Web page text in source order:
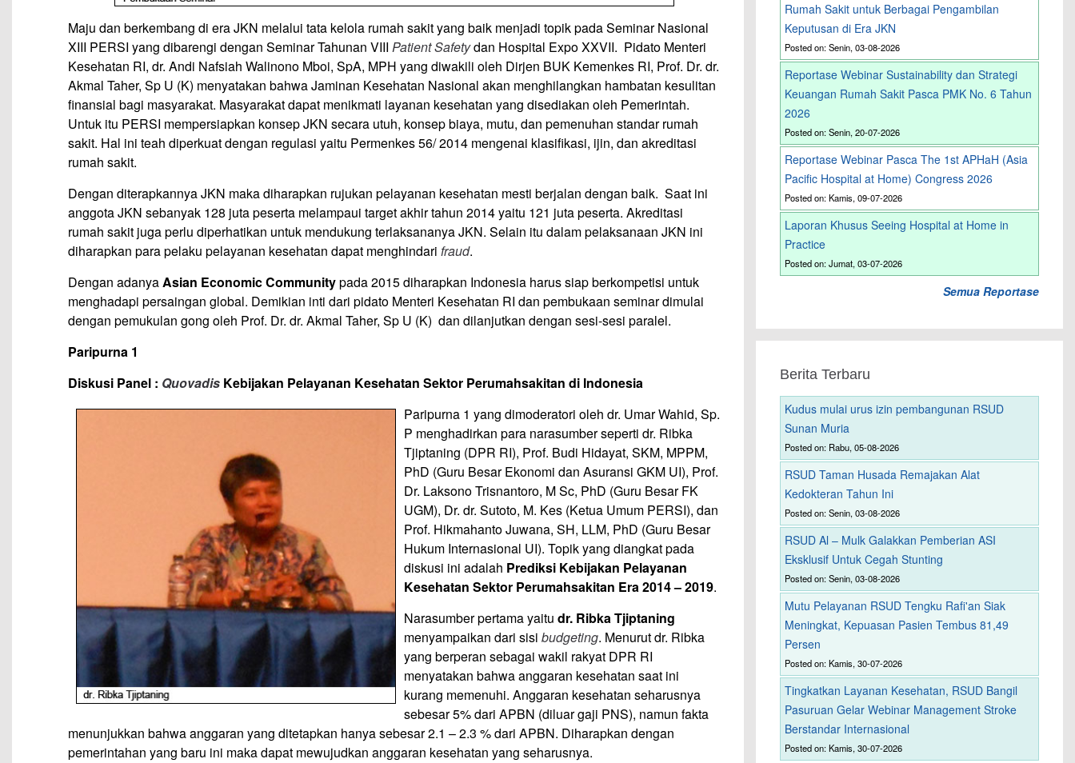
Maju dan berkembang di era JKN melalui tata kelola rumah sakit yang baik menjadi topik pada Seminar Nasional
XIII PERSI yang dibarengi dengan Seminar Tahunan VIII Patient Safetydan Hospital Expo XXVII. Pidato Menteri
Kesehatan RI, dr. Andi Nafsiah Walinono Mboi, SpA, MPH yang diwakili oleh Dirjen BUK Kemenkes RI, Prof. Dr. dr.
Akmal Taher, Sp U (K) menyatakan bahwa Jaminan Kesehatan Nasional akan menghilangkan hambatan kesulitan
finansial bagi masyarakat. Masyarakat dapat menikmati layanan kesehatan yang disediakan oleh Pemerintah.
Untuk itu PERSI mempersiapkan konsep JKN secara utuh, konsep biaya, mutu, dan pemenuhan standar rumah
sakit. Hal ini teah diperkuat dengan regulasi yaitu Permenkes 56/ 2014 mengenai klasifikasi, ijin, dan akreditasi
rumah sakit.
Dengan diterapkannya JKN maka diharapkan rujukan pelayanan kesehatan mesti berjalan dengan baik. Saat ini
anggota JKN sebanyak 128 juta peserta melampaui target akhir tahun 2014 yaitu 121 juta peserta. Akreditasi
rumah sakit juga perlu diperhatikan untuk mendukung terlaksananya JKN. Selain itu dalam pelaksanaan JKN ini
diharapkan para pelaku pelayanan kesehatan dapat menghindari fraud.
Dengan adanyaAsian Economic Communitypada 2015 diharapkan Indonesia harus siap berkompetisi untuk
menghadapi persaingan global. Demikian inti dari pidato Menteri Kesehatan RI dan pembukaan seminar dimulai
dengan pemukulan gong oleh Prof. Dr. dr. Akmal Taher, Sp U (K) dan dilanjutkan dengan sesi-sesi paralel.
Paripurna 1
Diskusi Panel : Quovadis Kebijakan Pelayanan Kesehatan Sektor Perumahsakitan di Indonesia
Paripurna 1 yang dimoderatori oleh dr. Umar Wahid, Sp.
P menghadirkan para narasumber seperti dr. Ribka
Tjiptaning (DPR RI), Prof. Budi Hidayat, SKM, MPPM,
PhD (Guru Besar Ekonomi dan Asuransi GKM UI), Prof.
Dr. Laksono Trisnantoro, M Sc, PhD (Guru Besar FK
UGM), Dr. dr. Sutoto, M. Kes (Ketua Umum PERSI), dan
Prof. Hikmahanto Juwana, SH, LLM, PhD (Guru Besar
Hukum Internasional UI). Topik yang diangkat pada
diskusi ini adalah Prediksi Kebijakan Pelayanan
Kesehatan Sektor Perumahsakitan Era 2014 – 2019.
Narasumber pertama yaitu dr. Ribka Tjiptaning
menyampaikan dari sisi budgeting. Menurut dr. Ribka
yang berperan sebagai wakil rakyat DPR RI
menyatakan bahwa anggaran kesehatan saat ini
kurang memenuhi. Anggaran kesehatan seharusnya
sebesar 5% dari APBN (diluar gaji PNS), namun fakta
menunjukkan bahwa anggaran yang ditetapkan hanya sebesar 2.1 – 2.3 % dari APBN. Diharapkan dengan
pemerintahan yang baru ini maka dapat mewujudkan anggaran kesehatan yang seharusnya.
Rumah Sakit untuk Berbagai Pengambilan
Keputusan di Era JKN
Posted on: Senin, 03-08-2026
Reportase Webinar Sustainability dan Strategi
Keuangan Rumah Sakit Pasca PMK No. 6 Tahun
2026
Posted on: Senin, 20-07-2026
Reportase Webinar Pasca The 1st APHaH (Asia
Pacific Hospital at Home) Congress 2026
Posted on: Kamis, 09-07-2026
Laporan Khusus Seeing Hospital at Home in
Practice
Posted on: Jumat, 03-07-2026
Semua Reportase
Berita Terbaru
Kudus mulai urus izin pembangunan RSUD
Sunan Muria
Posted on: Rabu, 05-08-2026
RSUD Taman Husada Remajakan Alat
Kedokteran Tahun Ini
Posted on: Senin, 03-08-2026
RSUD Al – Mulk Galakkan Pemberian ASI
Eksklusif Untuk Cegah Stunting
Posted on: Senin, 03-08-2026
Mutu Pelayanan RSUD Tengku Rafi'an Siak
Meningkat, Kepuasan Pasien Tembus 81,49
Persen
Posted on: Kamis, 30-07-2026
Tingkatkan Layanan Kesehatan, RSUD Bangil
Pasuruan Gelar Webinar Management Stroke
Berstandar Internasional
Posted on: Kamis, 30-07-2026